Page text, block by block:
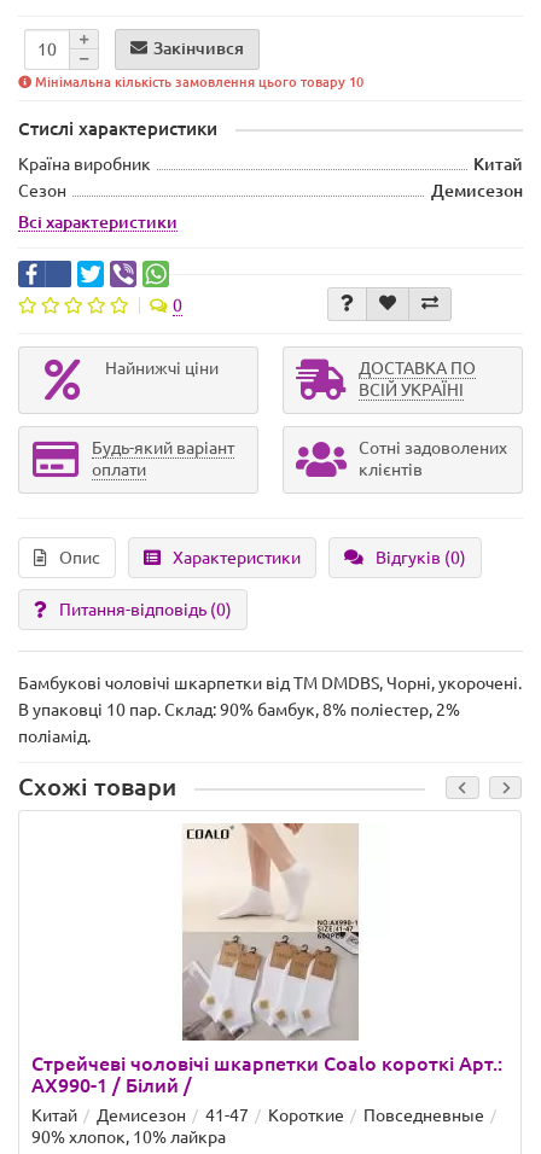
Закінчився
Мінімальна кількість замовлення цього товару 10
Стислі характеристики
Країна виробник
Китай
Сезон
Демисезон
Всі характеристики
0
Найнижчі ціни
ДОСТАВКА ПО
ВСІЙ УКРАЇНІ
Будь-який варіант
оплати
Сотні задоволених
клієнтів
Опис Характеристики Відгуків (0)
Питання-відповідь (0)
Бамбукові чоловічі шкарпетки від ТМ DMDBS, Чорні, укорочені.
В упаковці 10 пар. Склад: 90% бамбук, 8% поліестер, 2%
поліамід.
Схожі товари
Стрейчеві чоловічі шкарпетки Coalo короткі Арт.:
AX990-1 / Білий /
Китай Демисезон 41-47 Короткие
Повседневные
90% хлопок, 10% лайкра